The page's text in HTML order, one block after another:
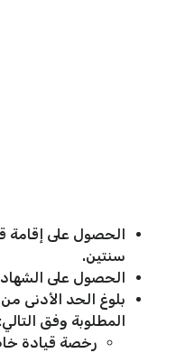
الحصول على إقامة
سنتين.
الحصول على
بلوغ الحد الأدنى
المطلوبة وفق التالي: